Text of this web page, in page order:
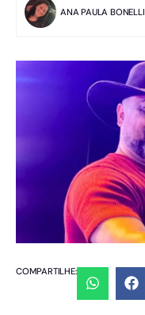
ANA PAULA BONELLI
COMPARTILHE: